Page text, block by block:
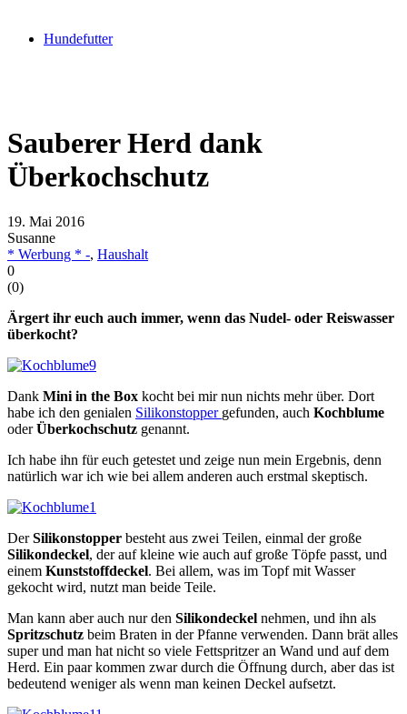
Hundefutter
Sauberer Herd dank
Überkochschutz
19. Mai 2016
Susanne
* Werbung * -, Haushalt
0
(0)
Ärgert ihr euch auch immer, wenn das Nudel- oder Reiswasser
überkocht?
Dank Mini in the Box kocht bei mir nun nichts mehr über. Dort
habe ich den genialen Silikonstopper gefunden, auch Kochblume
oderÜberkochschutz genannt.
Ich habe ihn für euch getestet und zeige nun mein Ergebnis, denn
natürlich war ich wie bei allem anderen auch erstmal skeptisch.
DerSilikonstopper besteht aus zwei Teilen, einmal der große
Silikondeckel, der auf kleine wie auch auf große Töpfe passt, und
einem Kunststoffdeckel. Bei allem, was im Topf mit Wasser
gekocht wird, nutzt man beide Teile.
Man kann aber auch nur den Silikondeckel nehmen, und ihn als
Spritzschutz beim Braten in der Pfanne verwenden. Dann brät alles
super und man hat nicht so viele Fettspritzer an Wand und auf dem
Herd. Ein paar kommen zwar durch die Öffnung durch, aber das ist
bedeutend weniger als wenn man keinen Deckel aufsetzt.